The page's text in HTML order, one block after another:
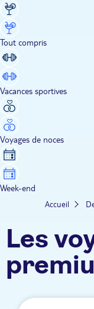
Tout compris
Vacances sportives
Voyages de noces
Week-end
Accueil
Les
Vert